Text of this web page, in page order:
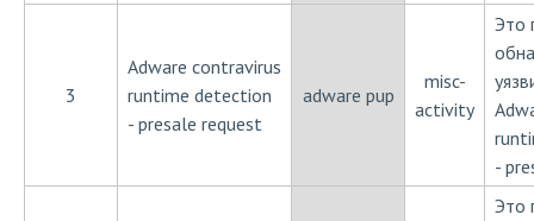
3
Adware contravirus
runtime detection
- presale request
adware pup
misc-
activity
Это
-
Это